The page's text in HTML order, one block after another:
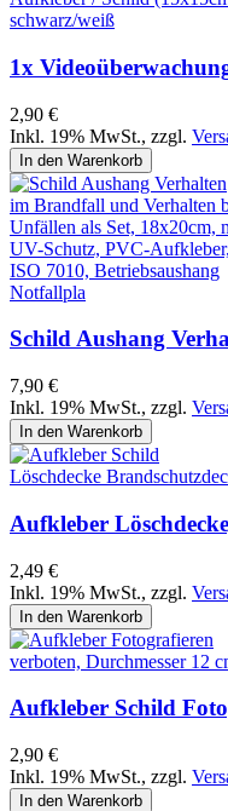
1x
2,90 €
Inkl. 19% MwSt., zzgl.
In den Warenkorb
Schild Aushang
7,90 €
Inkl. 19% MwSt., zzgl.
In den Warenkorb
Aufkleber
2,49 €
Inkl. 19% MwSt., zzgl.
In den Warenkorb
Aufkleber Schild
2,90 €
Inkl. 19% MwSt., zzgl.
In den Warenkorb